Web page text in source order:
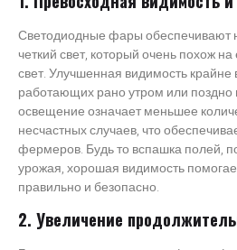
Светодиодные фары обеспечивают
четкий свет, который очень похож
свет. Улучшенная видимость
работающих рано утром или
освещение означает меньшее
несчастных случаев, что
фермеров. Будь то вспашка полей,
урожая, хорошая видимость
правильно и безопасно.
2. Увеличение